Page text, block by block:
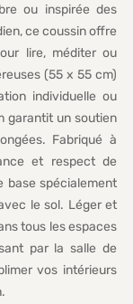
ou inspirée des
ce coussin offre
lire, méditer ou
(55 x 55 cm)
individuelle ou
garantit un soutien
Fabriqué à
et respect de
base spécialement
le sol. Léger et
tous les espaces
par la salle de
vos intérieurs